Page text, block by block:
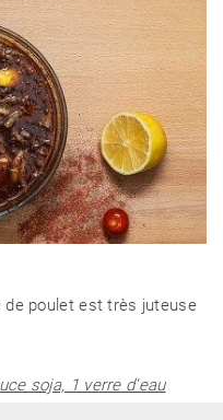
poulet est très juteuse
soja, 1 verre d'eau